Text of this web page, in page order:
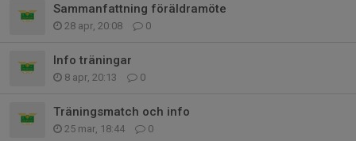
Sammanfattning föräldramöte
28 apr, 20:08 0
Info träningar
8 apr, 20:13 0
Träningsmatch och info
25 mar, 18:44 0